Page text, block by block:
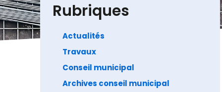
Rubriques
Actualités
Travaux
Conseil municipal
Archives conseil municipal